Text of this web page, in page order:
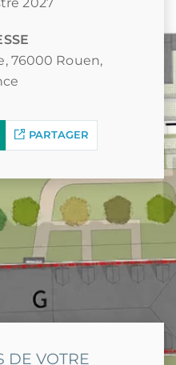
76000 Rouen,
PARTAGER
DE VOTRE